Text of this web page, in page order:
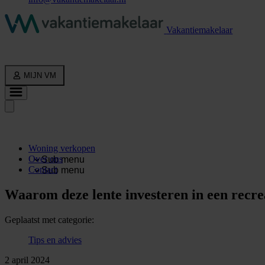
Vakantiemakelaar
MIJN VM
Woning verkopen
Sub menu
Over ons
Sub menu
Contact
Waarom deze lente investeren in een
Geplaatst met categorie:
Tips en advies
2 april 2024